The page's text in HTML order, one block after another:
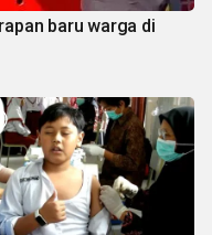
baru warga di